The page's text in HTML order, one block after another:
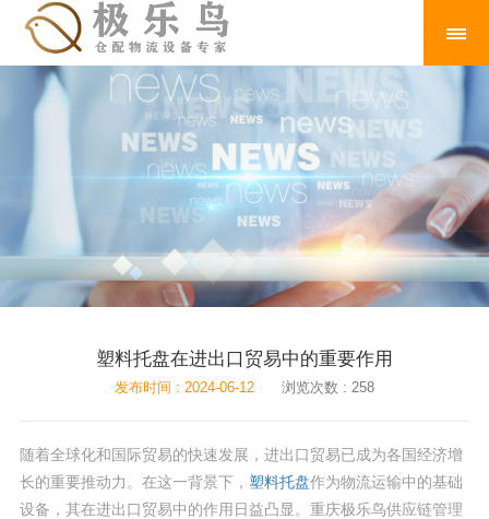
塑料托盘在进出口贸易中的重要作用
发布时间 : 2024-06-12 浏览次数 : 258
随着全球化和国际贸易的快速发展，进出口贸易已成为各国经济增
长的重要推动力。在这一背景下， 塑料托盘作为物流运输中的基础
设备，其在进出口贸易中的作用日益凸显。重庆极乐鸟供应链管理